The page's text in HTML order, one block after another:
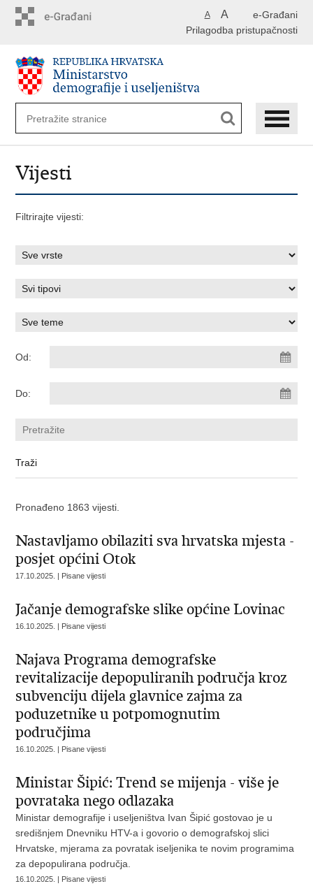
e-Građani
A A
Prilagodba pristupačnosti
Vijesti
Filtrirajte vijesti:
Od:
Do:
Pronađeno 1863 vijesti.
Nastavljamo obilaziti sva hrvatska mjesta -
posjet općini Otok
17.10.2025. | Pisane vijesti
Jačanje demografske slike općine Lovinac
16.10.2025. | Pisane vijesti
Najava Programa demografske
revitalizacije depopuliranih područja kroz
subvenciju dijela glavnice zajma za
poduzetnike u potpomognutim
područjima
16.10.2025. | Pisane vijesti
Ministar Šipić: Trend se mijenja - više je
povrataka nego odlazaka
Ministar demografije i useljeništva Ivan Šipić gostovao je u
središnjem Dnevniku HTV-a i govorio o demografskoj slici
Hrvatske, mjerama za povratak iseljenika te novim programima
za depopulirana područja.
16.10.2025. | Pisane vijesti